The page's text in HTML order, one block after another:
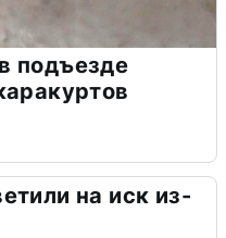
подъезде
на иск из-